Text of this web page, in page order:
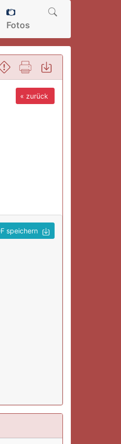
Fotos
« zurück
speichern